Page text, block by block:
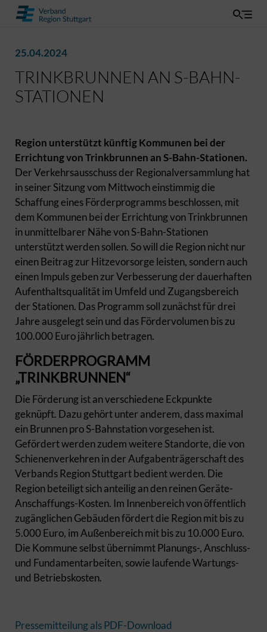
25.04.2024
TRINKBRUNNEN AN S-BAHN-
STATIONEN
Region unterstützt künftig Kommunen bei der
Errichtung von Trinkbrunnen an S-Bahn-Stationen.
Der Verkehrsausschuss der Regionalversammlung hat
in seiner Sitzung vom Mittwoch einstimmig die
Schaffung eines Förderprogramms beschlossen, mit
dem Kommunen bei der Errichtung von Trinkbrunnen
in unmittelbarer Nähe von S-Bahn-Stationen
unterstützt werden sollen. So will die Region nicht nur
einen Beitrag zur Hitzevorsorge leisten, sondern auch
einen Impuls geben zur Verbesserung der dauerhaften
Aufenthaltsqualität im Umfeld und Zugangsbereich
der Stationen. Das Programm soll zunächst für drei
Jahre ausgelegt sein und das Fördervolumen bis zu
100.000 Euro jährlich betragen.
FÖRDERPROGRAMM
„TRINKBRUNNEN“
Die Förderung ist an verschiedene Eckpunkte
geknüpft. Dazu gehört unter anderem, dass maximal
ein Brunnen pro S-Bahnstation vorgesehen ist.
Gefördert werden zudem weitere Standorte, die von
Schienenverkehren in der Aufgabenträgerschaft des
Verbands Region Stuttgart bedient werden. Die
Region beteiligt sich anteilig an den reinen Geräte-
Anschaffungs-Kosten. Im Innenbereich von öffentlich
zugänglichen Gebäuden fördert die Region mit bis zu
5.000 Euro, im Außenbereich mit bis zu 10.000 Euro.
Die Kommune selbst übernimmt Planungs-, Anschluss-
und Fundamentarbeiten, sowie laufende Wartungs-
und Betriebskosten.
Pressemitteilung als PDF-Download